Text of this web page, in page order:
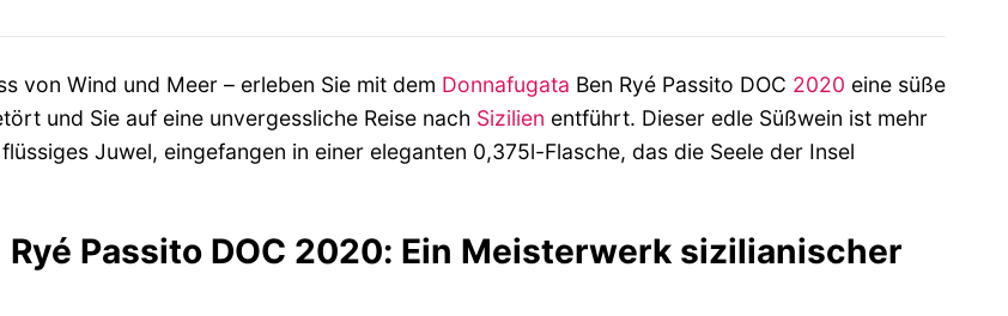
von Wind und Meer – erleben Sie mit dem Donnafugata Ben Ryé Passito DOC 2020 eine süße
und Sie auf eine unvergessliche Reise nach Sizilien entführt. Dieser edle Süßwein ist mehr
Juwel, eingefangen in einer eleganten 0,375l-Flasche, das die Seele der Insel
Ryé Passito DOC 2020: Ein Meisterwerk sizilianischer